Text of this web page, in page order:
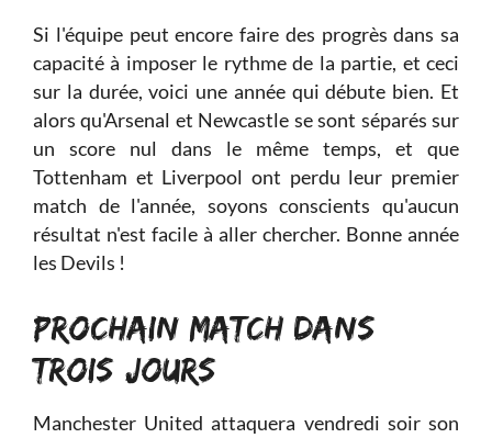
Si l'équipe peut encore faire des progrès dans sa
capacité à imposer le rythme de la partie, et ceci
sur la durée, voici une année qui débute bien. Et
alors qu'Arsenal et Newcastle se sont séparés sur
un score nul dans le même temps, et que
Tottenham et Liverpool ont perdu leur premier
match de l'année, soyons conscients qu'aucun
résultat n'est facile à aller chercher. Bonne année
les Devils !
PROCHAIN MATCH DANS
TROIS JOURS
Manchester United attaquera vendredi soir son